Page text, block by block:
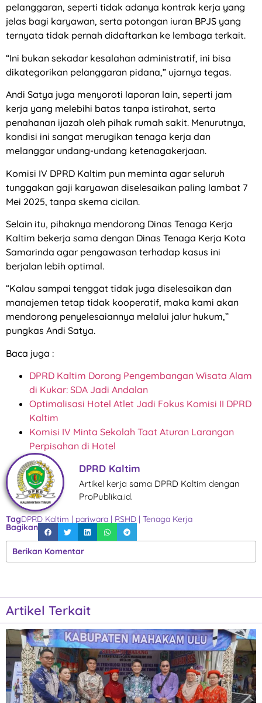
pelanggaran, seperti tidak adanya kontrak kerja yang
jelas bagi karyawan, serta potongan iuran BPJS yang
ternyata tidak pernah didaftarkan ke lembaga terkait.
“Ini bukan sekadar kesalahan administratif, ini bisa
dikategorikan pelanggaran pidana,” ujarnya tegas.
Andi Satya juga menyoroti laporan lain, seperti jam
kerja yang melebihi batas tanpa istirahat, serta
penahanan ijazah oleh pihak rumah sakit. Menurutnya,
kondisi ini sangat merugikan tenaga kerja dan
melanggar undang-undang ketenagakerjaan.
Komisi IV DPRD Kaltim pun meminta agar seluruh
tunggakan gaji karyawan diselesaikan paling lambat 7
Mei 2025, tanpa skema cicilan.
Selain itu, pihaknya mendorong Dinas Tenaga Kerja
Kaltim bekerja sama dengan Dinas Tenaga Kerja Kota
Samarinda agar pengawasan terhadap kasus ini
berjalan lebih optimal.
“Kalau sampai tenggat tidak juga diselesaikan dan
manajemen tetap tidak kooperatif, maka kami akan
mendorong penyelesaiannya melalui jalur hukum,”
pungkas Andi Satya.
Baca juga :
DPRD Kaltim Dorong Pengembangan Wisata Alam
di Kukar: SDA Jadi Andalan
Optimalisasi Hotel Atlet Jadi Fokus Komisi II DPRD
Kaltim
Komisi IV Minta Sekolah Taat Aturan Larangan
Perpisahan di Hotel
DPRD Kaltim
Artikel kerja sama DPRD Kaltim dengan
ProPublika.id.
TagDPRD Kaltim | pariwara | RSHD | Tenaga Kerja
Bagikan
Berikan Komentar
Artikel Terkait